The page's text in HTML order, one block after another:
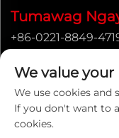
Tumawag
+86-0221-8849-
[email protected]
We value your
We use cookies and
If you don't want to
cookies.